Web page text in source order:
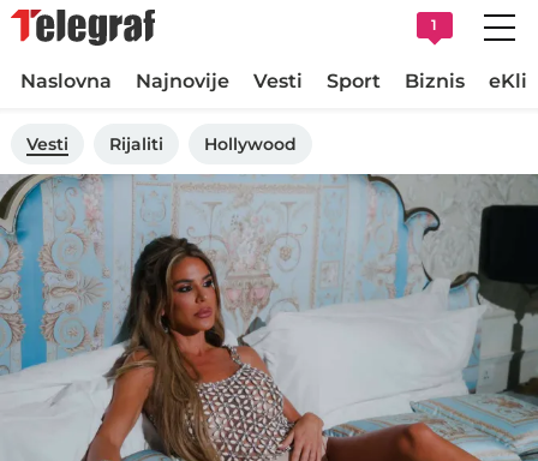
1
Naslovna Najnovije Vesti Sport Biznis
Vesti Rijaliti Hollywood